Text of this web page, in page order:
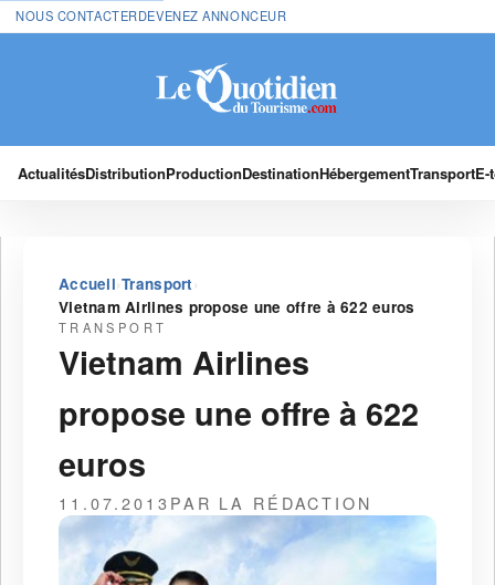
NOUS CONTACTERDEVENEZ ANNONCEUR
ActualitésDistributionProductionDestinationHébergementTransport
Accueil›Transport ›
Vietnam Airlines propose une offre à 622 euros
TRANSPORT
Vietnam Airlines
propose une offre à 622
euros
11.07.2013PAR LA RÉDACTION